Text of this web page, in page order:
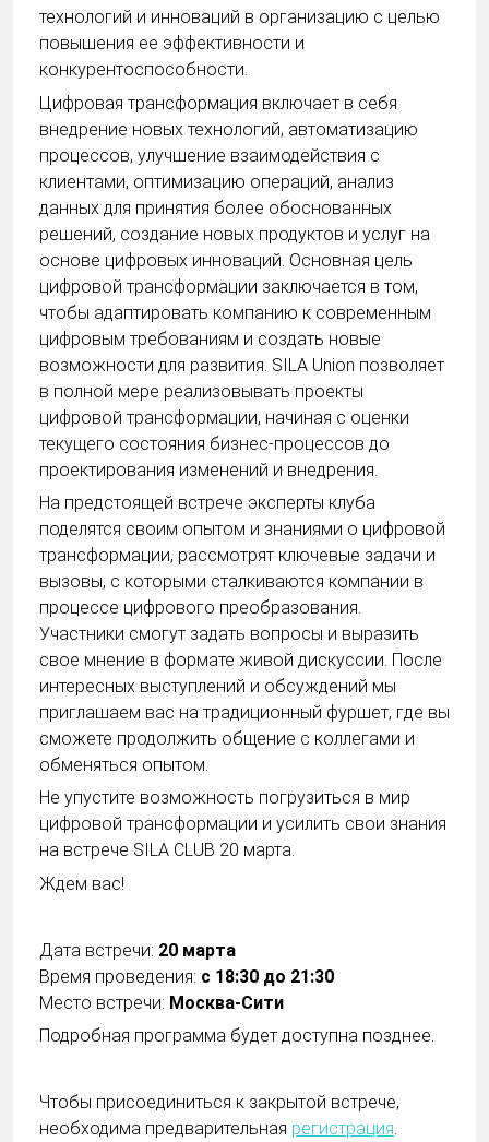
технологий и инноваций в организацию с целью
повышения ее эффективности и
конкурентоспособности.
Цифровая трансформация включает в себя
внедрение новых технологий, автоматизацию
процессов, улучшение взаимодействия с
клиентами, оптимизацию операций, анализ
данных для принятия более обоснованных
решений, создание новых продуктов и услуг на
основе цифровых инноваций. Основная цель
цифровой трансформации заключается в том,
чтобы адаптировать компанию к современным
цифровым требованиям и создать новые
возможности для развития. SILA Union позволяет
в полной мере реализовывать проекты
цифровой трансформации, начиная с оценки
текущего состояния бизнес-процессов до
проектирования изменений и внедрения.
На предстоящей встрече эксперты клуба
поделятся своим опытом и знаниями о цифровой
трансформации, рассмотрят ключевые задачи и
вызовы, с которыми сталкиваются компании в
процессе цифрового преобразования.
Участники смогут задать вопросы и выразить
свое мнение в формате живой дискуссии. После
интересных выступлений и обсуждений мы
приглашаем вас на традиционный фуршет, где вы
сможете продолжить общение с коллегами и
обменяться опытом.
Не упустите возможность погрузиться в мир
цифровой трансформации и усилить свои знания
на встрече SILA CLUB 20 марта.
Ждем вас!
Дата встречи: 20 марта
Время проведения: с 18:30 до 21:30
Место встречи: Москва-Сити
Подробная программа будет доступна позднее.
Чтобы присоединиться к закрытой встрече,
необходима предварительная регистрация